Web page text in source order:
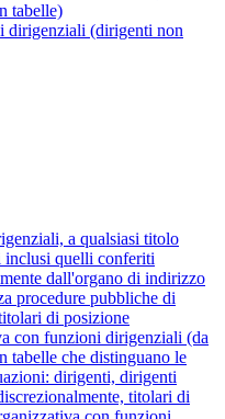
tabelle)
dirigenziali (dirigenti non
a qualsiasi titolo
quelli conferiti
dall'organo di indirizzo
procedure pubbliche di
di posizione
con funzioni dirigenziali (da
tabelle che distinguano le
dirigenti, dirigenti
titolari di